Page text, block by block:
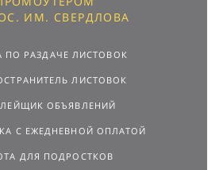
ИМ. СВЕРДЛОВА
ПО РАЗДАЧЕ ЛИСТОВОК
ЛИСТОВОК
ОБЪЯВЛЕНИЙ
С ЕЖЕДНЕВНОЙ ОПЛАТОЙ
ДЛЯ ПОДРОСТКОВ